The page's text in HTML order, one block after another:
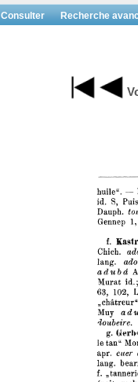
Consulter Recherche